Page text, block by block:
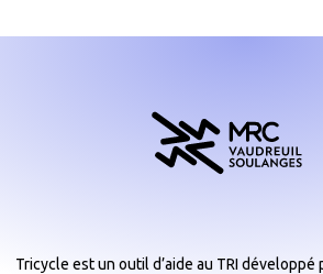
Tricycle est un outil d’aide au TRI développé